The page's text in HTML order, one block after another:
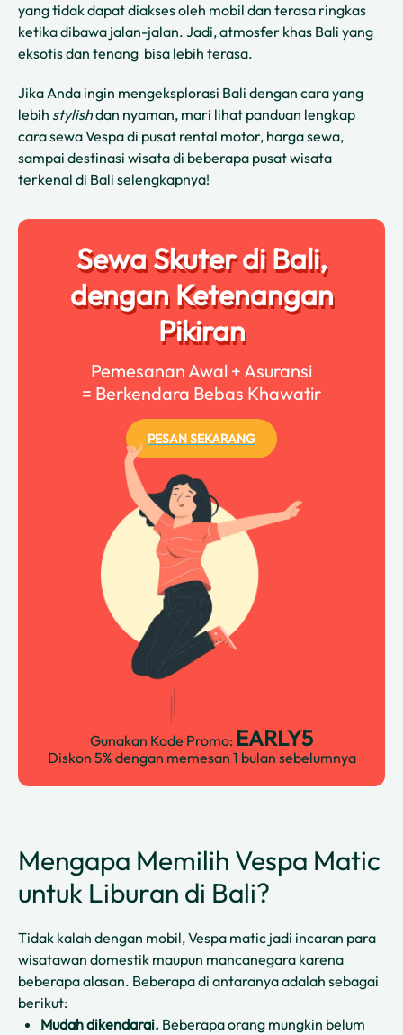
yang tidak dapat diakses oleh mobil dan terasa ringkas
ketika dibawa jalan-jalan. Jadi, atmosfer khas Bali yang
eksotis dan tenang bisa lebih terasa.
Jika Anda ingin mengeksplorasi Bali dengan cara yang
lebih stylishdan nyaman, mari lihat panduan lengkap
cara sewa Vespa di pusat rental motor, harga sewa,
sampai destinasi wisata di beberapa pusat wisata
terkenal di Bali selengkapnya!
Sewa Skuter di Bali,
dengan Ketenangan
Pikiran
Pemesanan Awal + Asuransi
= Berkendara Bebas Khawatir
PESAN SEKARANG
Gunakan Kode Promo: EARLY5
Diskon 5% dengan memesan 1 bulan sebelumnya
Mengapa Memilih Vespa Matic
untuk Liburan di Bali?
Tidak kalah dengan mobil, Vespa matic jadi incaran para
wisatawan domestik maupun mancanegara karena
beberapa alasan. Beberapa di antaranya adalah sebagai
berikut:
Mudah dikendarai. Beberapa orang mungkin belum